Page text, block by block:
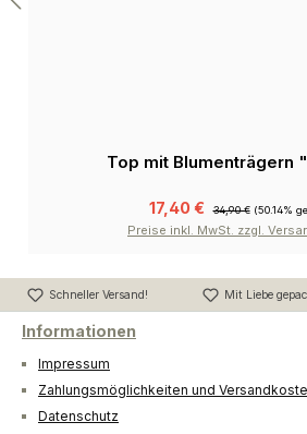
Top mit Blumenträgern
17,40 € 34,90 € (50.14%
Preise inkl. MwSt. zzgl.
Schneller Versand! Mit Liebe
Informationen
Impressum
Zahlungsmöglichkeiten und
Datenschutz